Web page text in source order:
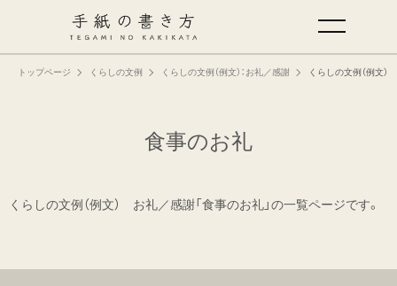
トップページ くらしの文例 くらしの文例（例文）：お礼／感謝 くらしの文例（例文）
食事のお礼
くらしの文例（例文） お礼／感謝「食事のお礼」の一覧ページです。
手紙の基本
仕事の手紙の書き方